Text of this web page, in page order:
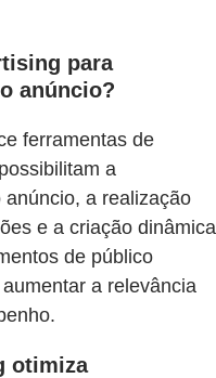
para
anúncio?
ferramentas de
a
a realização
e a criação dinâmica
de público
a relevância
otimiza